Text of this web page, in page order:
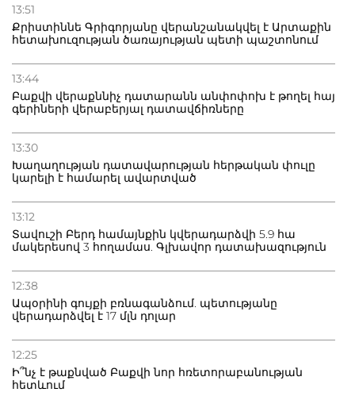
13:51
Քրիստիննե Գրիգորյանը վերանշանակվել է Արտաքին
հետախուզության ծառայության պետի պաշտոնում
13:44
Բաքվի վերաքննիչ դատարանն անփոփոխ է թողել հայ
գերիների վերաբերյալ դատավճիռները
13:30
Խաղաղության դատավարության հերթական փուլը
կարելի է համարել ավարտված
13:12
Տավուշի Բերդ համայնքին կվերադարձվի 5.9 հա
մակերեսով 3 հողամաս. Գլխավոր դատախազություն
12:38
Ապօրինի գույքի բռնագանձում. պետությանը
վերադարձվել է 17 մլն դոլար
12:25
Ի՞նչ է թաքնված Բաքվի նոր հռետորաբանության
հետևում